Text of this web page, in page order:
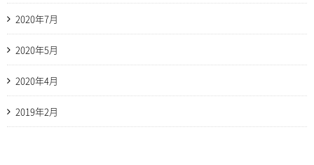
2020年7月
2020年5月
2020年4月
2019年2月